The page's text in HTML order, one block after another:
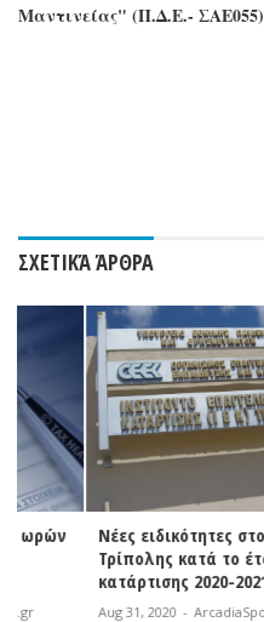
Μαντινείας" (Π.Δ.Ε.- ΣΑΕ055)
ΣΧΕΤΙΚΆ ΆΡΘΡΑ
Νέες ειδικότητες στο ΔΙΕΚ
Τρίπολης κατά το έτος
κατάρτισης 2020-2021
Aug 31, 2020 - ArcadiaSpot.gr